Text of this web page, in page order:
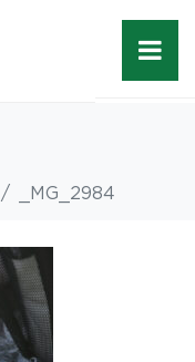
_MG_2984